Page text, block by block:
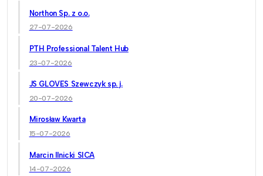
Northon Sp. z o.o.
27-07-2026
PTH Professional Talent Hub
23-07-2026
JS GLOVES Szewczyk sp. j.
20-07-2026
Mirosław Kwarta
15-07-2026
Marcin Ilnicki SICA
14-07-2026